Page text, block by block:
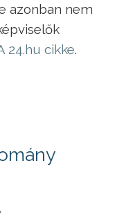
azonban nem
24.hu cikke.